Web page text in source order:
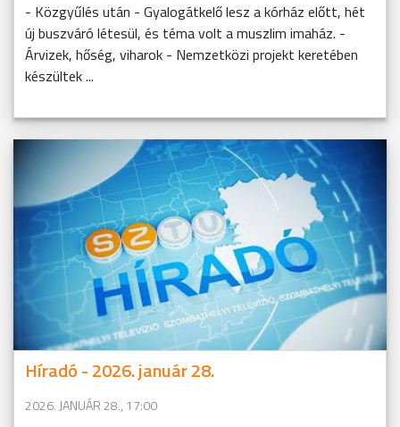
- Közgyűlés után - Gyalogátkelő lesz a kórház előtt, hét
új buszváró létesül, és téma volt a muszlim imaház. -
Árvizek, hőség, viharok - Nemzetközi projekt keretében
készültek ...
Híradó - 2026. január 28.
2026. JANUÁR 28., 17:00